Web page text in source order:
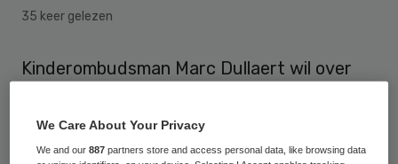
35 keer gelezen
Kinderombudsman Marc Dullaert wil over
april aanblijven als waarnemend
Kinderombudsman. Bij BNR zei hij
We Care About Your Privacy
We and our887 partners store and access personal data, like browsing data